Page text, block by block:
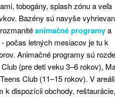
tobogány, splash zónu a veľa
Bazény sú navyše
animačné programya
počas letných mesiacov je tu k
Animačné programy sú
(pre deti veku 3–6 rokov),
Club (11–15 rokov). V
k dispozícii obchody, reštaurácie,